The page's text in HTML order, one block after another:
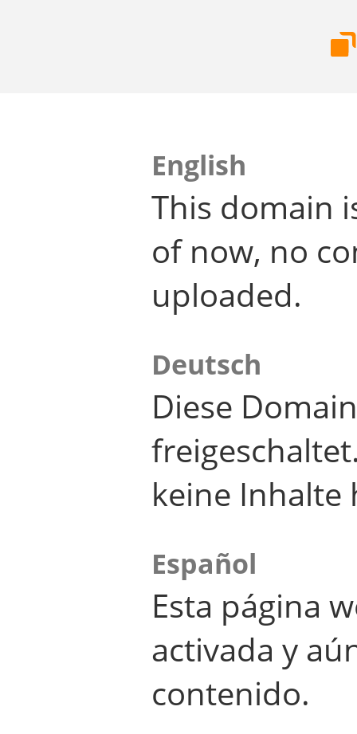
English
This domain
of now, no
uploaded.
Deutsch
Diese
keine Inhalte
Español
Esta página
activada y
contenido.